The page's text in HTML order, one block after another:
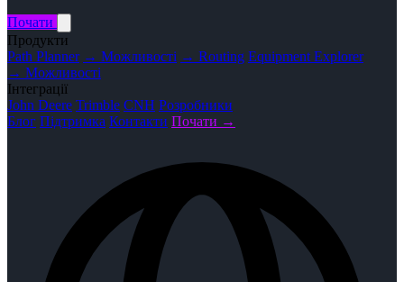
Почати
Продукти
Path Planner → Можливості → Routing Equipment Explorer
→ Можливості
Інтеграції
John Deere Trimble CNH Розробники
Блог Підтримка Контакти Почати →